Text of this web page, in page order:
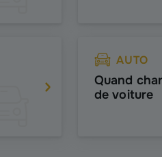
AUTO
Quand
de voiture